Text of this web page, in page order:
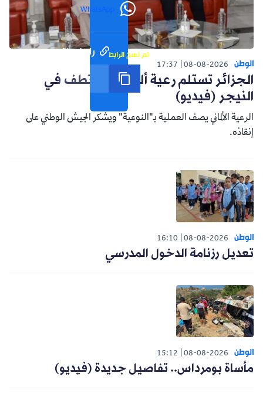
WhatsApp
رابط مختصر تم نسخ الرابط
الوطن 08-08-2026
17:37
الجزائر تستلم رعية ألماني مختطف في
النيجر (فيديو)
الرعية الألماني يصف العملية بـ"النوعية" ويشكر الجيش الوطني على
إنقاذه.
الوطن 08-08-2026
16:10
تعديل رزنامة الدخول المدرسي
الوطن 08-08-2026
15:12
مأساة بومرداس.. تفاصيل جديدة (فيديو)